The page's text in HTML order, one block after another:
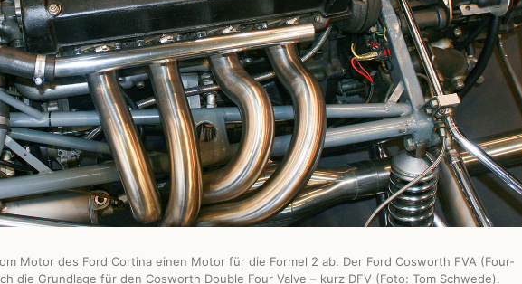
Motor des Ford Cortina einen Motor für die Formel 2 ab. Der Ford Cosworth FVA (Four-
die Grundlage für den Cosworth Double Four Valve – kurz DFV (Foto: Tom Schwede).